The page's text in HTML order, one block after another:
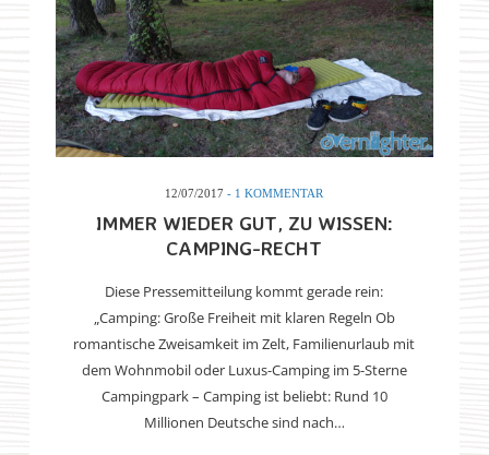
12/07/2017- 1 KOMMENTAR
IMMER WIEDER GUT, ZU WISSEN:
CAMPING-RECHT
Diese Pressemitteilung kommt gerade rein:
„Camping: Große Freiheit mit klaren Regeln Ob
romantische Zweisamkeit im Zelt, Familienurlaub mit
dem Wohnmobil oder Luxus-Camping im 5-Sterne
Campingpark – Camping ist beliebt: Rund 10
Millionen Deutsche sind nach…